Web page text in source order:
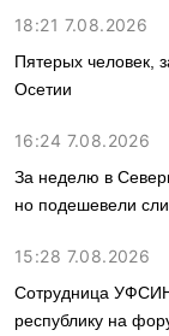
18:21 7.08.2026
Пятерых человек,
Осетии
16:24 7.08.2026
За неделю в
но подешевели
15:28 7.08.2026
Сотрудница
республику на